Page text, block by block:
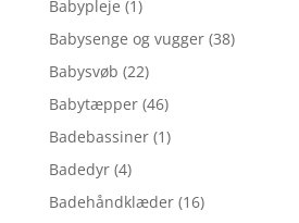
Babypleje (1)
Babysenge og vugger (38)
Babysvøb (22)
Babytæpper (46)
Badebassiner (1)
Badedyr (4)
Badehåndklæder (16)